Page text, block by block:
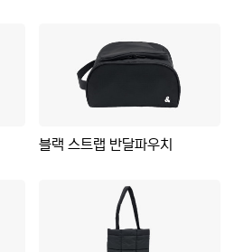
블랙 스트랩 반달파우치